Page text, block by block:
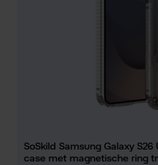
SoSkild Samsung Galaxy
case met magnetische ring